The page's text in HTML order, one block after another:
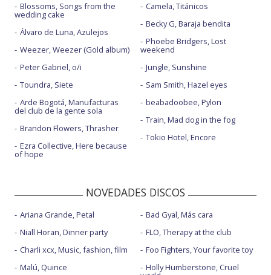
Blossoms, Songs from the
wedding cake
Álvaro de Luna, Azulejos
Weezer, Weezer (Gold album)
Peter Gabriel, o/i
Toundra, Siete
Arde Bogotá, Manufacturas
del club de la gente sola
Brandon Flowers, Thrasher
Ezra Collective, Here because
of hope
Camela, Titánicos
Becky G, Baraja bendita
Phoebe Bridgers, Lost
weekend
Jungle, Sunshine
Sam Smith, Hazel eyes
beabadoobee, Pylon
Train, Mad dog in the fog
Tokio Hotel, Encore
NOVEDADES DISCOS
Ariana Grande, Petal
Niall Horan, Dinner party
Charli xcx, Music, fashion, film
Malú, Quince
Bad Gyal, Más cara
FLO, Therapy at the club
Foo Fighters, Your favorite toy
Holly Humberstone, Cruel